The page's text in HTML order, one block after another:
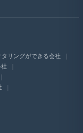
リングができる会社